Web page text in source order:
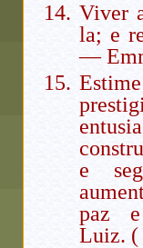
Viver
la; e
—
e
paz
Luiz. (